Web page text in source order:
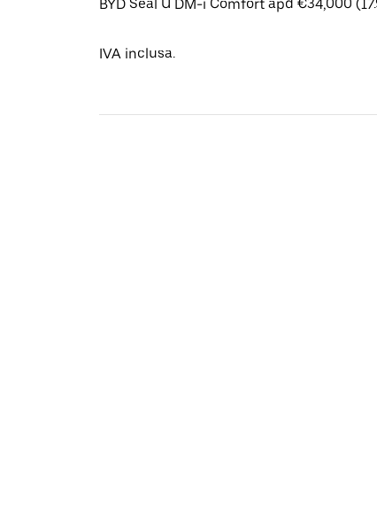
BYD Seal U DM-i Comfort apd €34,000
IVA inclusa.